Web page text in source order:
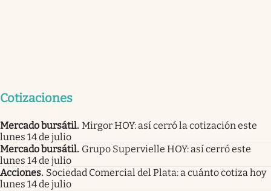
Cotizaciones
Mercado bursátil. Mirgor HOY: así cerró la cotización este
lunes 14 de julio
Mercado bursátil. Grupo Supervielle HOY: así cerró este
lunes 14 de julio
Acciones. Sociedad Comercial del Plata: a cuánto cotiza hoy
lunes 14 de julio